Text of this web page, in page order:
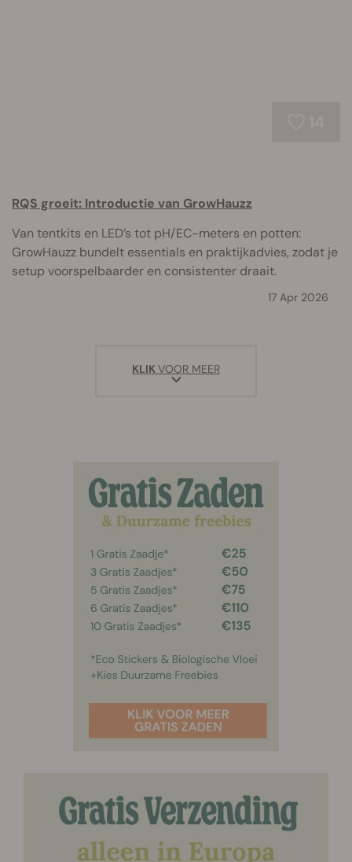
RQS groeit: Introductie van GrowHauzz
Van tentkits en LED’s tot pH/EC-meters en potten:
GrowHauzz bundelt essentials en praktijkadvies, zodat je
setup voorspelbaarder en consistenter draait.
17 Apr 2026
KLIKVOOR MEER